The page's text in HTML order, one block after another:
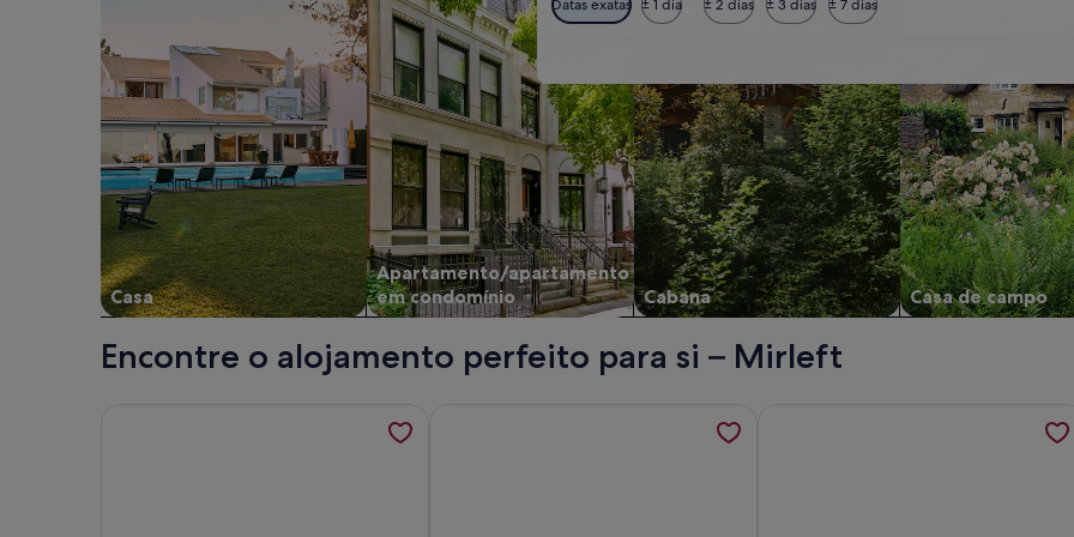
Datas exatas ± 1 dia ± 2 dias ± 3 dias ± 7 dias
Casa
Apartamento/apartamento
em condomínio
Cabana Casa de campo
Encontre o alojamento perfeito para si – Mirleft